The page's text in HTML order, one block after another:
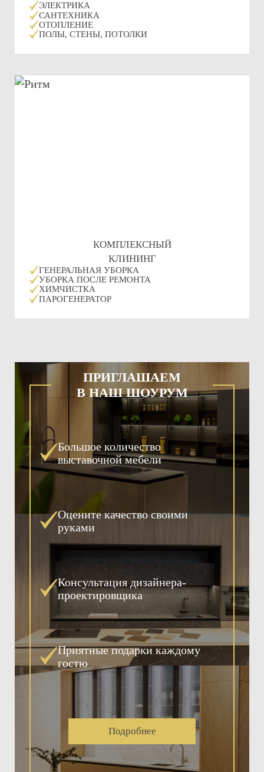
ЭЛЕКТРИКА
САНТЕХНИКА
ОТОПЛЕНИЕ
ПОЛЫ, СТЕНЫ, ПОТОЛКИ
КОМПЛЕКСНЫЙ
КЛИНИНГ
ГЕНЕРАЛЬНАЯ УБОРКА
УБОРКА ПОСЛЕ РЕМОНТА
ХИМЧИСТКА
ПАРОГЕНЕРАТОР
ПРИГЛАШАЕМ
В НАШ ШОУРУМ
Большое количество
выставочной мебели
Оцените качество своими
руками
Консультация дизайнера-
проектировщика
Приятные подарки каждому
гостю
Подробнее